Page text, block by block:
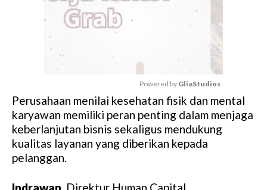
M
u
t
e
Powered by GliaStudios
Perusahaan menilai kesehatan fisik dan mental
karyawan memiliki peran penting dalam menjaga
keberlanjutan bisnis sekaligus mendukung
kualitas layanan yang diberikan kepada
pelanggan.